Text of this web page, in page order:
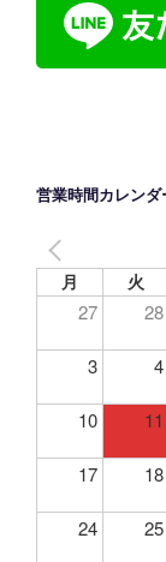
営業時間カレンダ
月 火
27 28
3 4
10 11
17 18
24 25